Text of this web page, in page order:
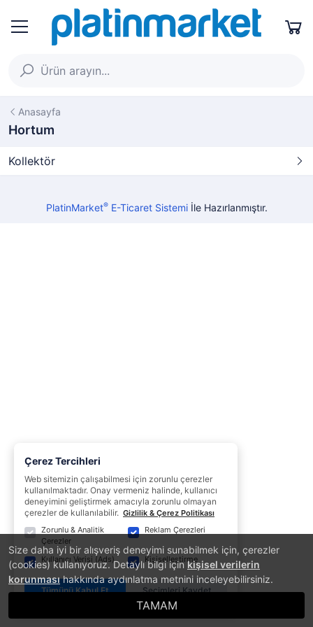
Size daha iyi bir alışveriş deneyimi sunabilmek için, çerezler
(cookies) kullanıyoruz. Detaylı bilgi içinkişisel verilerin
korunmasıhakkında aydınlatma metnini inceleyebilirsiniz.
TAMAM
Anasayfa
Hortum
Kollektör
PlatinMarket®E-Ticaret Sistemiİle Hazırlanmıştır.
Çerez Tercihleri
Web sitemizin çalışabilmesi için zorunlu çerezler
kullanılmaktadır. Onay vermeniz halinde, kullanıcı
deneyimini geliştirmek amacıyla zorunlu olmayan
çerezler de kullanılabilir. Gizlilik & Çerez Politikası
Zorunlu & Analitik
Çerezler
Reklam Çerezleri
Kullanıcı Verisi (Ads) Kişiselleştirme
Tümünü Kabul Et Seçimleri Kaydet